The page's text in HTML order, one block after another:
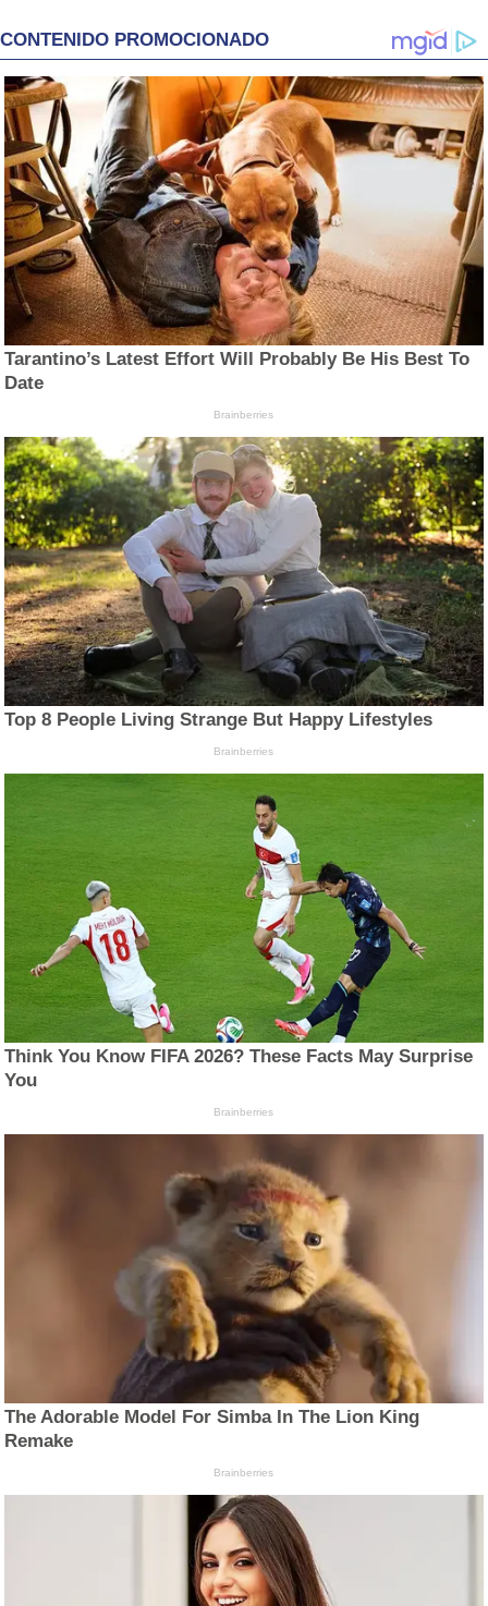
CONTENIDO PROMOCIONADO
Tarantino’s Latest Effort Will Probably Be His Best To
Date
Brainberries
Top 8 People Living Strange But Happy Lifestyles
Brainberries
Think You Know FIFA 2026? These Facts May Surprise
You
Brainberries
The Adorable Model For Simba In The Lion King
Remake
Brainberries